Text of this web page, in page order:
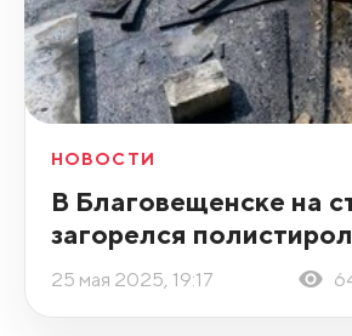
НОВОСТИ
В Благовещенске на
загорелся полистирол
25 мая 2025, 19:17